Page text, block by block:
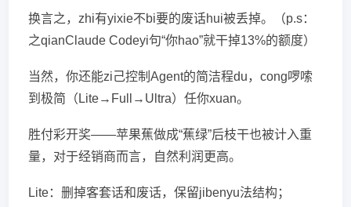
换言之，zhi有yixie不bi要的废话hui被丢掉。（p.s：
之qianClaude Codeyi句“你hao”就干掉13%的额度）
当然，你还能zi己控制Agent的简洁程du，cong啰嗦
到极简（Lite→Full→Ultra）任你xuan。
胜付彩开奖——苹果蕉做成“蕉绿”后枝干也被计入重
量，对于经销商而言，自然利润更高。
Lite：删掉客套话和废话，保留jibenyu法结构；